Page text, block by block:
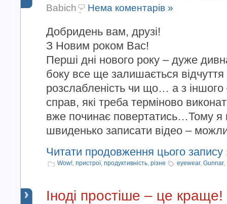
Babich
Нема коментарів »
Добридень вам, друзі!
З Новим роком Вас!
Перші дні нового року – дуже
боку все ще залишається відчуття
розслабленість чи що… а з іншого
справ, які треба терміново
вже починає повертатись…Тому я
швиденько записати відео –
Читати продовження цього запису
Wow!, пристрої, продуктивність, різне eyewear, Gunnar,
Іноді простіше – це краще!